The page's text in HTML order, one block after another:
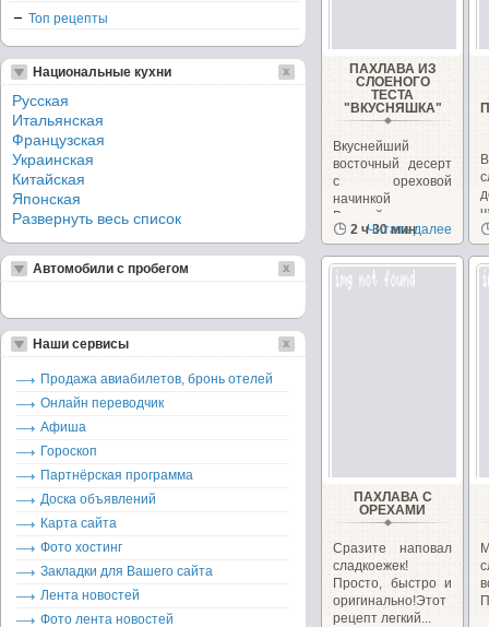
ПАХЛАВА ИЗ
СЛОЕНОГО
ТЕСТА
"ВКУСНЯШКА"
Вкуснейший
восточный десерт
с ореховой
начинкой
Вкуснейшая
пахлава...
2 ч 30 мин
Читать далее
ПАХЛАВА С
ОРЕХАМИ
Сразите наповал
сладкоежек!
Просто, быстро и
оригинально!Этот
рецепт легкий...
Топ рецепты
Национальные кухни
Русская
Итальянская
Французская
Украинская
Китайская
Японская
Развернуть весь список
Автомобили с пробегом
Наши сервисы
Продажа авиабилетов, бронь отелей
Онлайн переводчик
Афиша
Гороскоп
Партнёрская программа
Доска объявлений
Карта сайта
Фото хостинг
Закладки для Вашего сайта
Лента новостей
Фото лента новостей